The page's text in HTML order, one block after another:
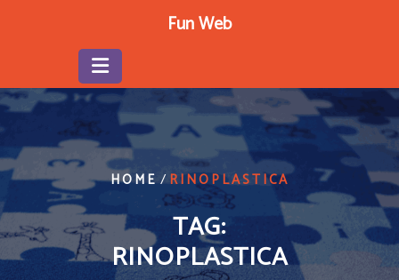
Fun Web
HOME/RINOPLASTICA
TAG:
RINOPLASTICA